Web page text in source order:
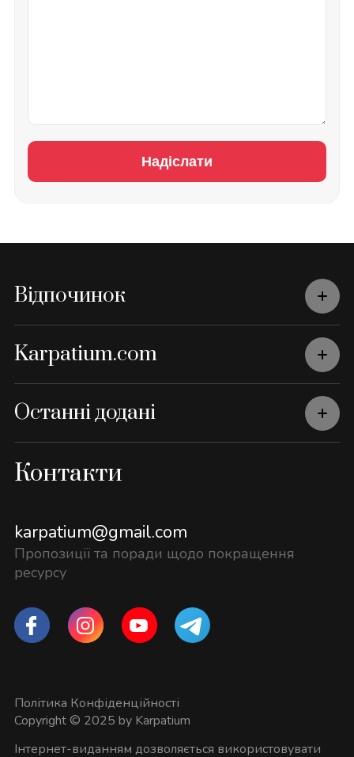
Надіслати
Відпочинок
Karpatium.com
Останні додані
Контакти
karpatium@gmail.com
Пропозиції та поради щодо покращення
ресурсу
Політика Конфіденційності
Copyright © 2025 by Karpatium
Інтернет-виданням дозволяється використовувати